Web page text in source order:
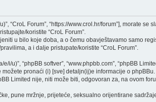
“CroL Forum”, “https://www.crol.hr/forum”], morate
koristite “CroL Forum”.
u bilo koje doba, a o čemu obavještavamo samo
a i dalje pristupate/koristite “CroL Forum”.
i/u)”, “phpBB softver”, “www.phpbb.com”, “phpBB
možete pronaći (i) [sve] detaljn(ij)e informacije o phpBBu.
Limited nije, niti može biti, odgovoran za, na ovom
pune mržnje, prijeteće, seksualno orijentirane